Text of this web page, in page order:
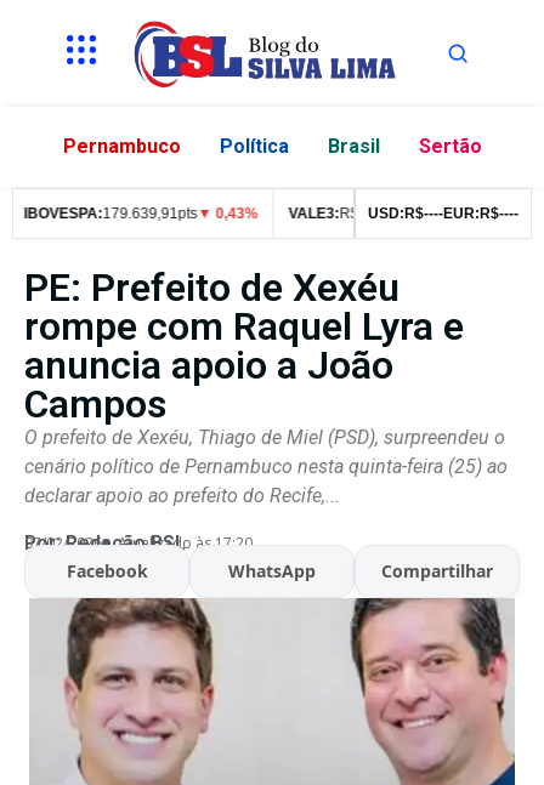
Pernambuco Política Brasil Sertão
IBOVESPA:179.639,91pts▼ 0,43% VALE3:R$76,99▼ 2,49% ITUB4:R$
USD: R$----EUR: R$----
PE: Prefeito de Xexéu
rompe com Raquel Lyra e
anuncia apoio a João
Campos
O prefeito de Xexéu, Thiago de Miel (PSD), surpreendeu o
cenário político de Pernambuco nesta quinta-feira (25) ao
declarar apoio ao prefeito do Recife,...
Por:Redação BSL
07/02/2026 Atualizado às 17:20
Facebook WhatsApp Compartilhar